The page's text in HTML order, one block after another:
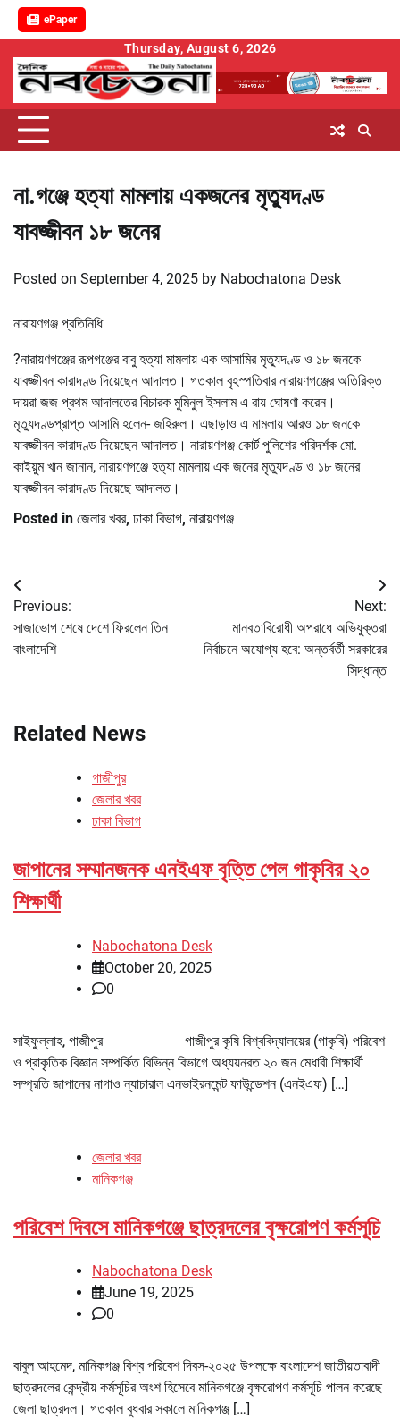
ePaper
content
Thursday, August 6, 2026
না.গঞ্জে হত্যা মামলায় একজনের মৃত্যুদণ্ড
যাবজ্জীবন ১৮ জনের
Posted on September 4, 2025 by Nabochatona Desk
নারায়ণগঞ্জ প্রতিনিধি
?নারায়ণগঞ্জের রূপগঞ্জের বাবু হত্যা মামলায় এক আসামির মৃত্যুদণ্ড ও ১৮ জনকে
যাবজ্জীবন কারাদণ্ড দিয়েছেন আদালত। গতকাল বৃহস্পতিবার নারায়ণগঞ্জের অতিরিক্ত
দায়রা জজ প্রথম আদালতের বিচারক মুমিনুল ইসলাম এ রায় ঘোষণা করেন।
মৃত্যুদণ্ডপ্রাপ্ত আসামি হলেন- জহিরুল। এছাড়াও এ মামলায় আরও ১৮ জনকে
যাবজ্জীবন কারাদণ্ড দিয়েছেন আদালত। নারায়ণগঞ্জ কোর্ট পুলিশের পরিদর্শক মো.
কাইয়ুম খান জানান, নারায়ণগঞ্জে হত্যা মামলায় এক জনের মৃত্যুদণ্ড ও ১৮ জনের
যাবজ্জীবন কারাদণ্ড দিয়েছে আদালত।
Posted in জেলার খবর, ঢাকা বিভাগ, নারায়ণগঞ্জ
Post
navigation
Previous:
সাজাভোগ শেষে দেশে ফিরলেন তিন
বাংলাদেশি
Next:
মানবতাবিরোধী অপরাধে অভিযুক্তরা
নির্বাচনে অযোগ্য হবে: অন্তর্বর্তী সরকারের
সিদ্ধান্ত
Related News
গাজীপুর
জেলার খবর
ঢাকা বিভাগ
জাপানের সম্মানজনক এনইএফ বৃত্তি পেল গাকৃবির ২০
শিক্ষার্থী
Nabochatona Desk
October 20, 2025
0
সাইফুল্লাহ, গাজীপুর গাজীপুর কৃষি বিশ্ববিদ্যালয়ের (গাকৃবি) পরিবেশ
ও প্রাকৃতিক বিজ্ঞান সম্পর্কিত বিভিন্ন বিভাগে অধ্যয়নরত ২০ জন মেধাবী শিক্ষার্থী
সম্প্রতি জাপানের নাগাও ন্যাচারাল এনভাইরনমেন্ট ফাউন্ডেশন (এনইএফ) […]
জেলার খবর
মানিকগঞ্জ
পরিবেশ দিবসে মানিকগঞ্জে ছাত্রদলের বৃক্ষরোপণ কর্মসূচি
Nabochatona Desk
June 19, 2025
0
বাবুল আহমেদ, মানিকগঞ্জ বিশ্ব পরিবেশ দিবস-২০২৫ উপলক্ষে বাংলাদেশ জাতীয়তাবাদী
ছাত্রদলের কেন্দ্রীয় কর্মসূচির অংশ হিসেবে মানিকগঞ্জে বৃক্ষরোপণ কর্মসূচি পালন করেছে
জেলা ছাত্রদল। গতকাল বুধবার সকালে মানিকগঞ্জ […]